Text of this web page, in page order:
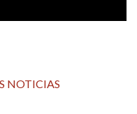
NOTICIAS